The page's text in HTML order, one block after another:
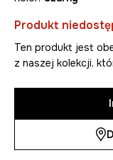
Produkt
Ten produkt jest
z naszej kolekcji,